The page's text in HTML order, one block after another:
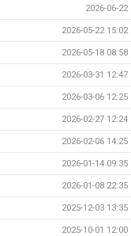
2026-06-22
2026-05-22 15:02
2026-05-18 08:58
2026-03-31 12:47
2026-03-06 12:25
2026-02-27 12:24
2026-02-06 14:25
2026-01-14 09:35
2026-01-08 22:35
2025-12-03 13:35
2025-10-01 12:00